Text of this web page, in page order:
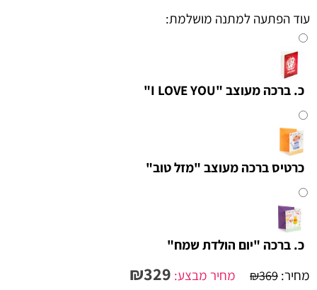
עוד הפתעה למתנה מושלמת:
כ. ברכה מעוצב "I LOVE YOU"
כרטיס ברכה מעוצב "מזל טוב"
כ. ברכה "יום הולדת שמח"
מחיר:
₪369 מחיר מבצע: ₪329